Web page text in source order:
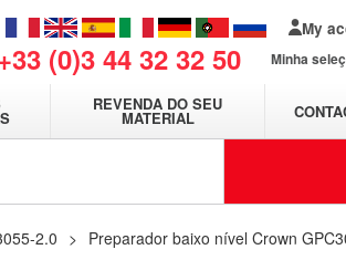
(0)3 44 32 32 50
My
Minha
REVENDA DO SEU
MATERIAL
2.0
Preparador baixo nível Crown